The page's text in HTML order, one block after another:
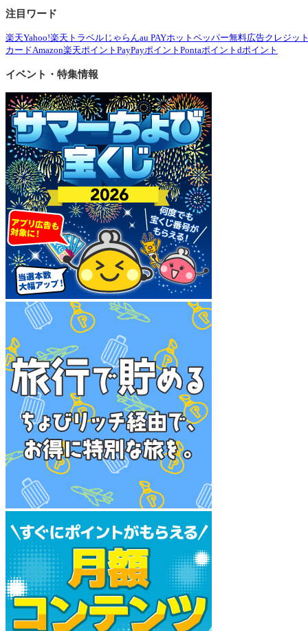
注目ワード
楽天Yahoo!楽天トラベル じゃらんau PAYホットペッパー無料広告クレジッ
カードAmazon楽天ポイント PayPayポイント Pontaポイント dポイント
イベント・特集情報